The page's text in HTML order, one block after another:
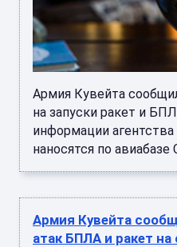
Армия Кувейта
на запуски ракет и
информации агентства
наносятся по авиабазе
Армия Кувейта
атак БПЛА и ракет на